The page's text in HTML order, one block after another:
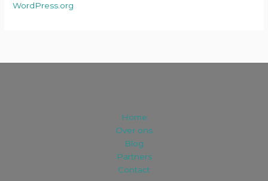
WordPress.org
Home
Over ons
Blog
Partners
Contact